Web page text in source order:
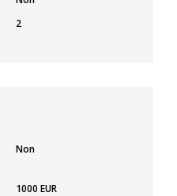
2
Non
1000 EUR